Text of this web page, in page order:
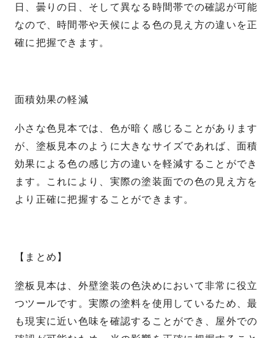
日、曇りの日、そして異なる時間帯での確認が可能
なので、時間帯や天候による色の見え方の違いを正
確に把握できます。
面積効果の軽減
小さな色見本では、色が暗く感じることがあります
が、塗板見本のように大きなサイズであれば、面積
効果による色の感じ方の違いを軽減することができ
ます。これにより、実際の塗装面での色の見え方を
より正確に把握することができます。
【まとめ】
塗板見本は、外壁塗装の色決めにおいて非常に役立
つツールです。実際の塗料を使用しているため、最
も現実に近い色味を確認することができ、屋外での